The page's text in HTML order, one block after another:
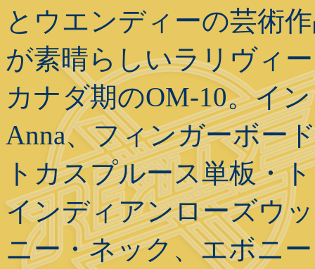
とウエンディーの芸術
が素晴らしいラリヴィ
カナダ期のOM-10。イ
Anna、フィンガーボー
トカスプルース単板・
インディアンローズウ
ニー・ネック、エボニ